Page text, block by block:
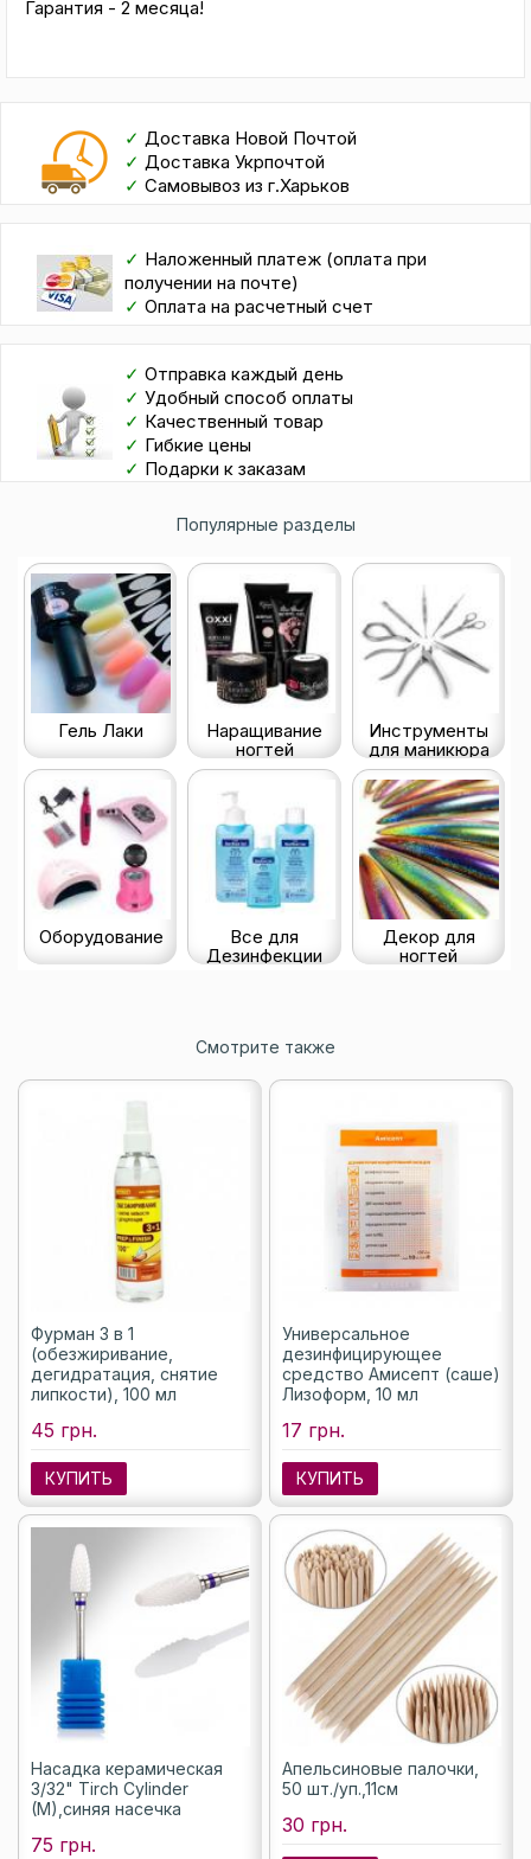
Гарантия - 2 месяца!
✓ Доставка Новой Почтой
✓ Доставка Укрпочтой
✓ Самовывоз из г.Харьков
✓ Наложенный платеж (оплата при
получении на почте)
✓ Оплата на расчетный счет
✓ Отправка каждый день
✓ Удобный способ оплаты
✓ Качественный товар
✓ Гибкие цены
✓ Подарки к заказам
Популярные разделы
Гель Лаки
Наращивание
ногтей
Инструменты
для маникюра
Оборудование
Все для
Дезинфекции
Декор для
ногтей
Смотрите также
Фурман 3 в 1
(обезжиривание,
дегидратация, снятие
липкости), 100 мл
45 грн.
КУПИТЬ
Универсальное
дезинфицирующее
средство Амисепт (саше)
Лизоформ, 10 мл
17 грн.
КУПИТЬ
Насадка керамическая
3/32" Tirch Cylinder
(M),синяя насечка
75 грн.
Апельсиновые палочки,
50 шт./уп.,11см
30 грн.